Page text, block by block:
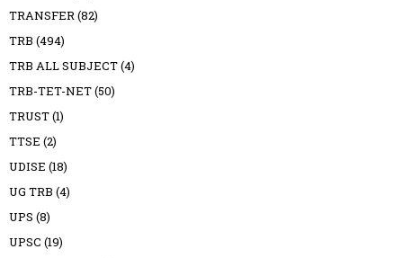
TRANSFER(82)
TRB (494)
TRB ALL SUBJECT(4)
TRB-TET-NET(50)
TRUST(1)
TTSE (2)
UDISE (18)
UG TRB (4)
UPS (8)
UPSC (19)